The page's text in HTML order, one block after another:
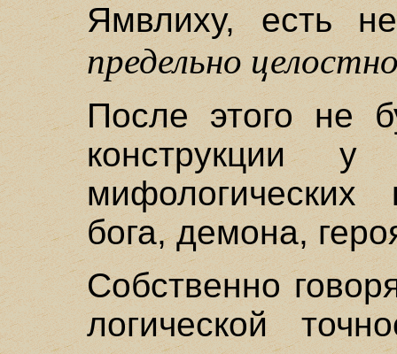
Ямвлиху, есть
предельно
После этого не
конструкции у
бога, демона,
Собственно
логической